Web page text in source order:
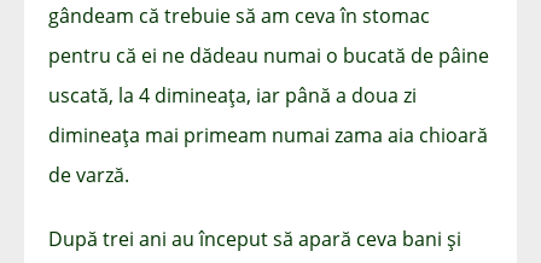
gândeam că trebuie să am ceva în stomac
pentru că ei ne dădeau numai o bucată de pâine
uscată, la 4 dimineața, iar până a doua zi
dimineața mai primeam numai zama aia chioară
de varză.
După trei ani au început să apară ceva bani și